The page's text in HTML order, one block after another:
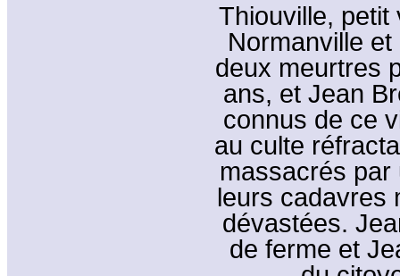
Thiouville, petit
Normanville
deux meurtres
ans, et Jean
connus de ce
au culte
massacrés par
leurs cadavres
dévastées.
de ferme et